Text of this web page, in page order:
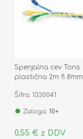
Spenjalna cev Tons
plastična 2m fi 8mm
Šifra: 1330041
Zaloga: 10+
0,55 € z DDV